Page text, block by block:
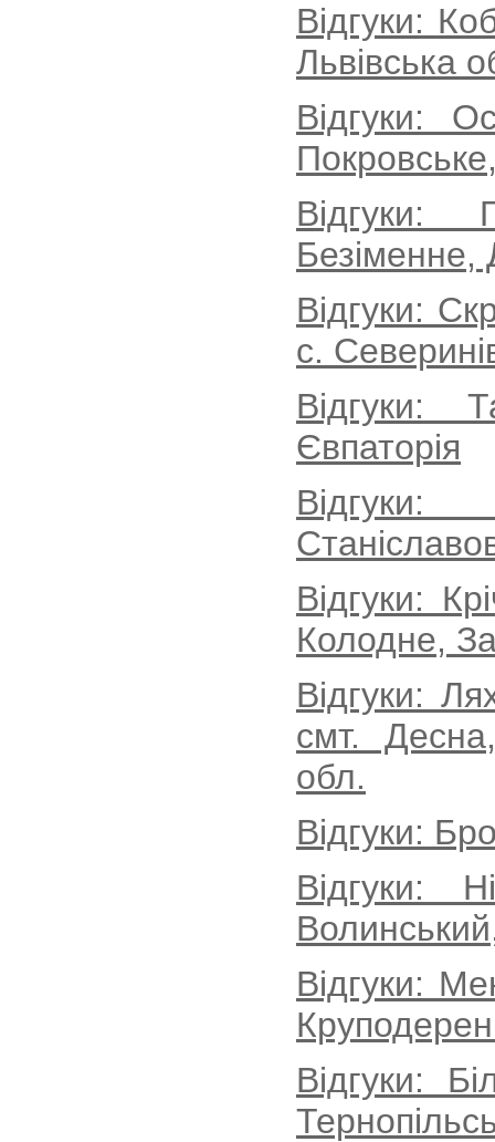
Відгуки:
Львівська
Відгуки:
Відгуки:
Безіменне,
Відгуки:
с.
Відгуки:
Євпаторія
Відгуки:
Колодне,
Відгуки:
смт.
обл.
Відгуки:
Відгуки:
Відгуки:
Відгуки: